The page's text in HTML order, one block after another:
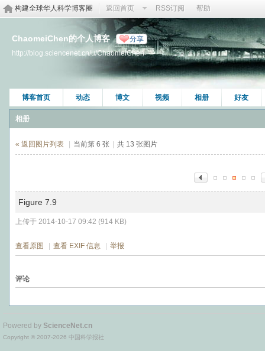
构建全球华人科学博客圈 返回首页 RSS订阅 帮助
ChaomeiChen的个人博客 分享
http://blog.sciencenet.cn/u/ChaomeiChen
博客首页 动态 博文 视频 相册 好友
相册
« 返回图片列表 当前第 6 张 共 13 张图片
Figure 7.9
上传于 2014-10-17 09:42 (914 KB)
查看原图 查看 EXIF 信息 举报
评论
Powered by ScienceNet.cn
Copyright © 2007-2026 中国科学报社